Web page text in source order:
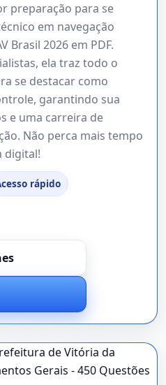
preparação para se
em navegação
Brasil 2026 em PDF.
ela traz todo o
se destacar como
garantindo sua
e uma carreira de
Não perca mais tempo
digital!
rápido